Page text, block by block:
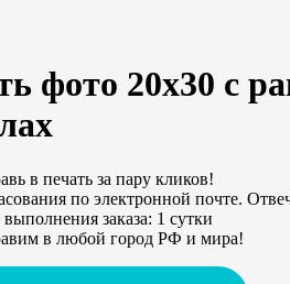
фото 20х30 с
в печать за пару кликов!
по электронной почте.
заказа: 1 сутки
в любой город РФ и мира!